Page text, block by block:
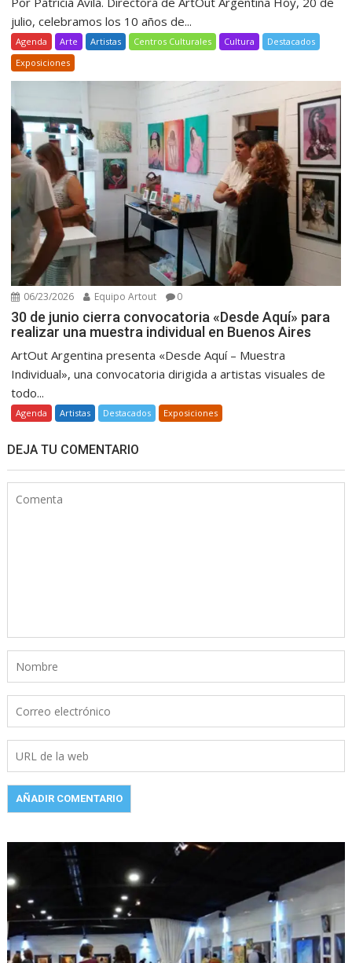
julio, celebramos los 10 años de...
Agenda Arte Artistas Centros Culturales Cultura
Destacados
Exposiciones
06/23/2026 Equipo Artout 0
30 de junio cierra convocatoria «Desde Aquí» para
realizar una muestra individual en Buenos Aires
ArtOut Argentina presenta «Desde Aquí – Muestra
Individual», una convocatoria dirigida a artistas visuales de
todo...
Agenda Artistas Destacados Exposiciones
DEJA TU COMENTARIO